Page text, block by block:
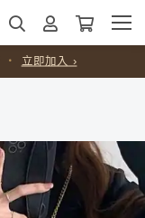
・ 立即加入 ›